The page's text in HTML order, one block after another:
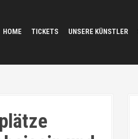
HOME TICKETS UNSERE KÜNSTLER